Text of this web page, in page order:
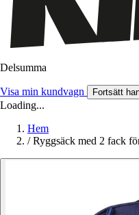
Delsumma
Visa min kundvagn Fortsätt
Loading...
Hem
/ Ryggsäck med 2 fack